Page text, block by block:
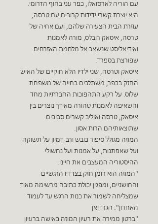
עם הוריה לארסואלו, כפר עני בחוף הדרומי.
היא יוצרת קשרי ידידות קרובים עם טרסה,
עוזרת הבית הצעירה שלהם, ועם אחיה של
טרסה, איסאק רובלס, מורה לאמנות
ואידיאליסט שנשאב אל מלחמת האזרחים
שפורצת בספרד.
איסאק וטרסה, שני ילדיו הלא חוקיים של האיש
החזק בכפר, משתלבים בחייה של משפחת
שלוס. על רקע התהפוכות החברתיות מחד
והשאיפה לאמנות טהורה מאידך נוצרים בין
איסאק, טרסה ואוליב קשרים סבוכים
שתוצאותיהם הרות אסון.
המוזה מגולל סיפור כובש ורב-דמיון על תשוקה
ועל שאפתנות, על אמנות ועל נחשולי
ההיסטוריה המעצבים את חיינו.
"המוזה הוא רומן חזק בצדדיו הרגשיים
והחושניים, ומפגין יכולת כתיבה מרשימה מאוד
שמצליחה לשמור את כנות הרגש עד לעמוד
האחרון". הגרדיאן
"ברטון ממירה את רעיון המוזה כאישה ברעיון